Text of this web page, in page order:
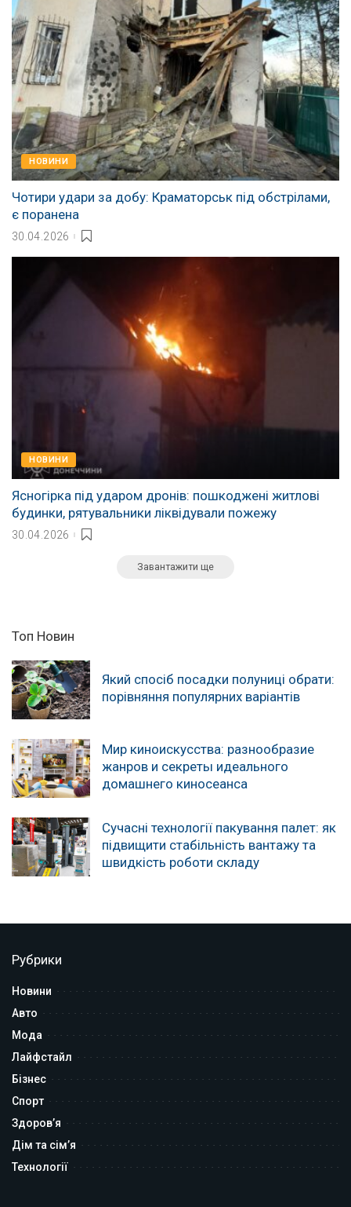
НОВИНИ
Чотири удари за добу: Краматорськ під обстрілами,
є поранена
30.04.2026
НОВИНИ
Ясногірка під ударом дронів: пошкоджені житлові
будинки, рятувальники ліквідували пожежу
30.04.2026
Завантажити ще
Топ Новин
Який спосіб посадки полуниці обрати:
порівняння популярних варіантів
Мир киноискусства: разнообразие
жанров и секреты идеального
домашнего киносеанса
Сучасні технології пакування палет: як
підвищити стабільність вантажу та
швидкість роботи складу
Рубрики
Новини
Авто
Мода
Лайфстайл
Бізнес
Спорт
Здоров’я
Дім та сім’я
Технології